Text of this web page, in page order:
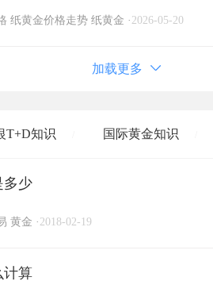
纸黄金价格走势 纸黄金 · 2026-05-20
加载更多
T+D知识 国际黄金知识
贵银知识
多少
黄金 · 2018-02-19
计算